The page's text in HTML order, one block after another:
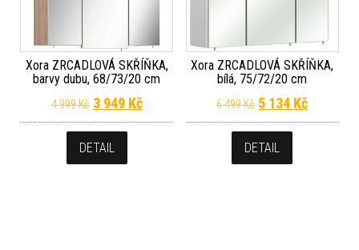
Xora ZRCADLOVÁ SKŘÍŇKA,
barvy dubu, 68/73/20 cm
4 999Kč Původní cena byla: 4 999 Kč.
3 949 KčAktuální cena je: 3 949 Kč.
DETAIL
Xora ZRCADLOVÁ SKŘÍŇKA,
bílá, 75/72/20 cm
6 499Kč Původní cena
5 134 KčAktuální
DETAIL